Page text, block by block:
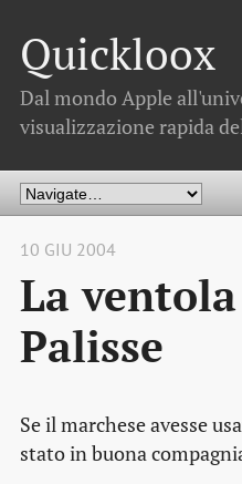
Quickloox
Dal mondo Apple
visualizzazione rapida
10 GIU 2004
La
Palisse
Se il marchese avesse
stato in buona